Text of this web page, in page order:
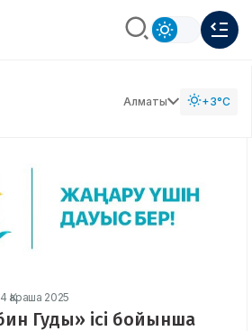
Алматы +3°C
Қараша 2025
Гуды» ісі бойынша